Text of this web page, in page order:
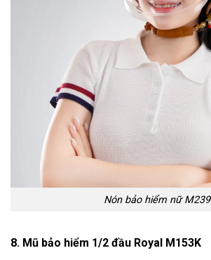
Nón bảo hiểm nữ M239
8. Mũ bảo hiểm 1/2 đầu Royal M153K